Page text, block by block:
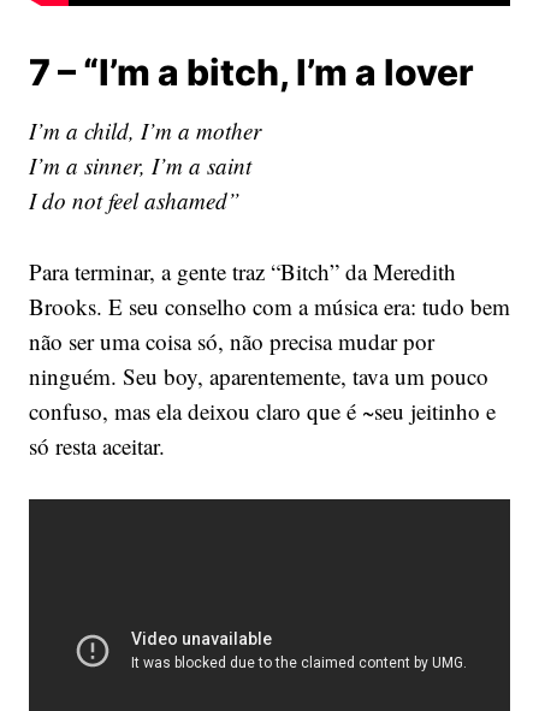
7 – “I’m a bitch, I’m a lover
I’m a child, I’m a mother
I’m a sinner, I’m a saint
I do not feel ashamed”
Para terminar, a gente traz “Bitch” da Meredith
Brooks. E seu conselho com a música era: tudo bem
não ser uma coisa só, não precisa mudar por
ninguém. Seu boy, aparentemente, tava um pouco
confuso, mas ela deixou claro que é ~seu jeitinho e
só resta aceitar.